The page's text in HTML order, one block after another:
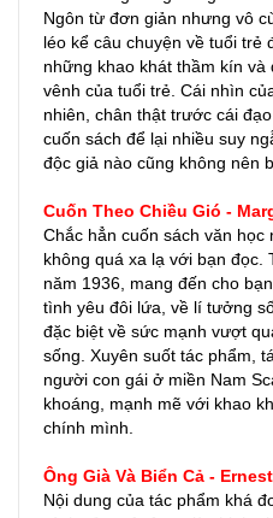
Ngôn từ đơn giản nhưng vô
léo kể câu chuyện về tuổi trẻ
những khao khát thầm kín và
vênh của tuổi trẻ. Cái nhìn
nhiên, chân thật trước cái
cuốn sách để lại nhiều suy
độc giả nào cũng không nên
Cuốn Theo Chiều Gió -
Chắc hẳn cuốn sách văn
không quá xa lạ với bạn đọc.
năm 1936, mang đến cho
tình yêu đôi lứa, về lí tưởng
đặc biệt về sức mạnh vượt
sống. Xuyên suốt tác phẩm,
người con gái ở miền Nam
khoáng, mạnh mẽ với khao
chính mình.
Ông Già Và Biển Cả -
Nội dung của tác phẩm khá